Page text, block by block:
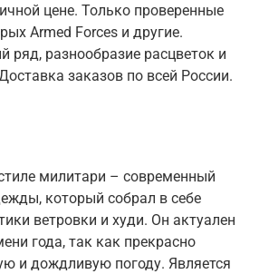
цене. Только проверенные
Armed Forces и другие.
разнообразие расцветок и
заказов по всей России.
милитари – современный
который собрал в себе
ветровки и худи. Он актуален
года, так как прекрасно
и дождливую погоду. Является